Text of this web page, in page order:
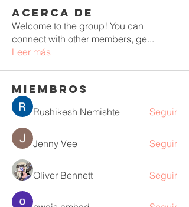
Acerca de
Welcome to the group! You can
connect with other members, ge...
Leer más
Miembros
Rushikesh Nemishte Seguir
Jenny Vee Seguir
Oliver Bennett Seguir